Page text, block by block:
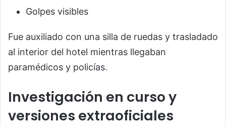
Golpes visibles
Fue auxiliado con una silla de ruedas y trasladado
al interior del hotel mientras llegaban
paramédicos y policías.
Investigación en curso y
versiones extraoficiales